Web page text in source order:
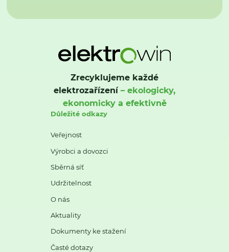
Zrecyklujeme každé
elektrozařízení– ekologicky,
ekonomicky a efektivně
Důležité odkazy
Veřejnost
Výrobci a dovozci
Sběrná síť
Udržitelnost
O nás
Aktuality
Dokumenty ke stažení
Časté dotazy